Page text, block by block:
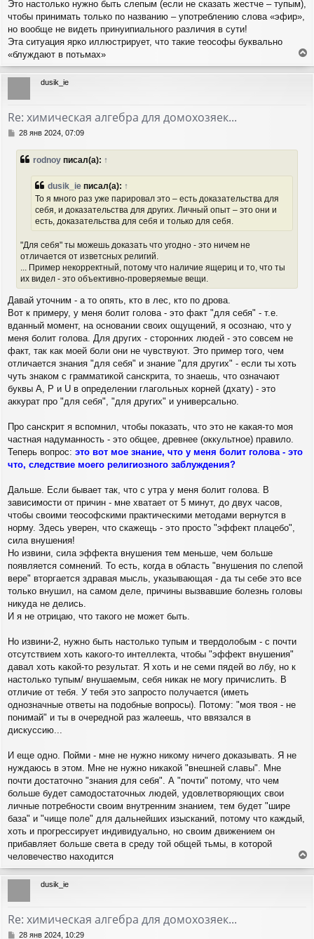
Это настолько нужно быть слепым (если не сказать жестче – тупым),
чтобы принимать только по названию – употреблению слова «эфир»,
но вообще не видеть принуипиального различия в сути!
Эта ситуация ярко иллюстрирует, что такие теософы буквально
«блуждают в потьмах»
е
р
dusik_ie
Re: химическая алгебра для домохозяек...
С
о
28 янв 2024, 07:09
rodnoy писал(а): ↑
dusik_ie писал(а): ↑
То я много раз уже парировал это – есть доказательства для
себя, и доказательства для других. Личный опыт – это они и
есть, доказательства для себя и только для себя.
"Для себя" ты можешь доказать что угодно - это ничем не
отличается от изветсных религий.
... Пример некорректный, потому что наличие ящериц и то, что ты
их видел - это объективно-проверяемые вещи.
Давай уточним - а то опять, кто в лес, кто по дрова.
Вот к примеру, у меня болит голова - это факт "для себя" - т.е.
вданный момент, на основании своих ощущений, я осознаю, что у
меня болит голова. Для других - сторонних людей - это совсем не
факт, так как моей боли они не чувствуют. Это пример того, чем
отличается знания "для себя" и знание "для других" - если ты хоть
чуть знаком с грамматикой санскрита, то знаешь, что означают
буквы А, Р и U в определении глагольных корней (дхату) - это
аккурат про "для себя", "для других" и универсально.
Про санскрит я вспомнил, чтобы показать, что это не какая-то моя
частная надуманность - это общее, древнее (оккультное) правило.
Теперь вопрос: это вот мое знание, что у меня болит голова - это
что, следствие моего религиозного заблуждения?
Дальше. Если бывает так, что с утра у меня болит голова. В
зависимости от причин - мне хватает от 5 минут, до двух часов,
чтобы своими теософскими практическими методами вернутся в
норму. Здесь уверен, что скажещь - это просто "эффект плацебо",
сила внушения!
Но извини, сила эффекта внушения тем меньше, чем больше
появляется сомнений. То есть, когда в область "внушения по слепой
вере" вторгается здравая мысль, указывающая - да ты себе это все
только внушил, на самом деле, причины вызвавшие болезнь головы
никуда не делись.
И я не отрицаю, что такого не может быть.
Но извини-2, нужно быть настолько тупым и твердолобым - с почти
отсутствием хоть какого-то интеллекта, чтобы "эффект внушения"
давал хоть какой-то результат. Я хоть и не семи пядей во лбу, но к
настолько тупым/ внушаемым, себя никак не могу причислить. В
отличие от тебя. У тебя это запросто получается (иметь
однозначные ответы на подобные вопросы). Потому: "моя твоя - не
понимай" и ты в очередной раз жалеешь, что ввязался в
дискуссию...
И еще одно. Пойми - мне не нужно никому ничего доказывать. Я не
нуждаюсь в этом. Мне не нужно никакой "внешней славы". Мне
почти достаточно "знания для себя". А "почти" потому, что чем
больше будет самодостаточных людей, удовлетворяющих свои
личные потребности своим внутренним знанием, тем будет "шире
база" и "чище поле" для дальнейших изысканий, потому что каждый,
хоть и прогрессирует индивидуально, но своим движением он
прибавляет больше света в среду той общей тьмы, в которой
человечество находится
е
р
dusik_ie
Re: химическая алгебра для домохозяек...
С28 янв 2024, 10:29